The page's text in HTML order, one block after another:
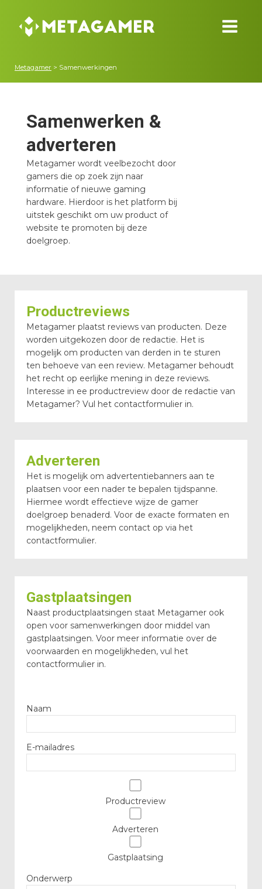
Metagamer > Samenwerkingen
Samenwerken &
adverteren
Metagamer wordt veelbezocht door
gamers die op zoek zijn naar
informatie of nieuwe gaming
hardware. Hierdoor is het platform bij
uitstek geschikt om uw product of
website te promoten bij deze
doelgroep.
Productreviews
Metagamer plaatst reviews van producten. Deze
worden uitgekozen door de redactie. Het is
mogelijk om producten van derden in te sturen
ten behoeve van een review. Metagamer behoudt
het recht op eerlijke mening in deze reviews.
Interesse in ee productreview door de redactie van
Metagamer? Vul het contactformulier in.
Adverteren
Het is mogelijk om advertentiebanners aan te
plaatsen voor een nader te bepalen tijdspanne.
Hiermee wordt effectieve wijze de gamer
doelgroep benaderd. Voor de exacte formaten en
mogelijkheden, neem contact op via het
contactformulier.
Gastplaatsingen
Naast productplaatsingen staat Metagamer ook
open voor samenwerkingen door middel van
gastplaatsingen. Voor meer informatie over de
voorwaarden en mogelijkheden, vul het
contactformulier in.
Gelieve dit veld leeg te laten.
Naam
E-mailadres
Productreview
Adverteren
Gastplaatsing
Onderwerp